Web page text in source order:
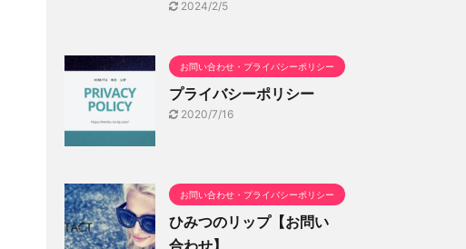
2024/2/5
お問い合わせ・プライバシーポリシー
プライバシーポリシー
2020/7/16
お問い合わせ・プライバシーポリシー
ひみつのリップ【お問い
合わせ】